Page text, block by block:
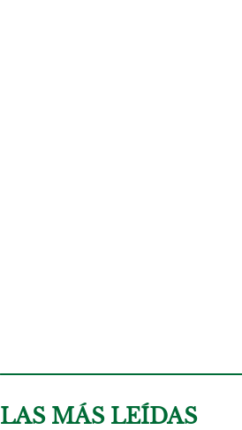
LAS MÁS LEÍDAS